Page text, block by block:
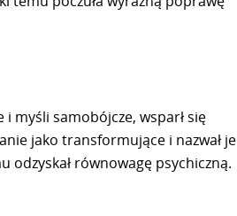
myśli samobójcze, wsparł się
jako transformujące i nazwał je
odzyskał równowagę psychiczną.